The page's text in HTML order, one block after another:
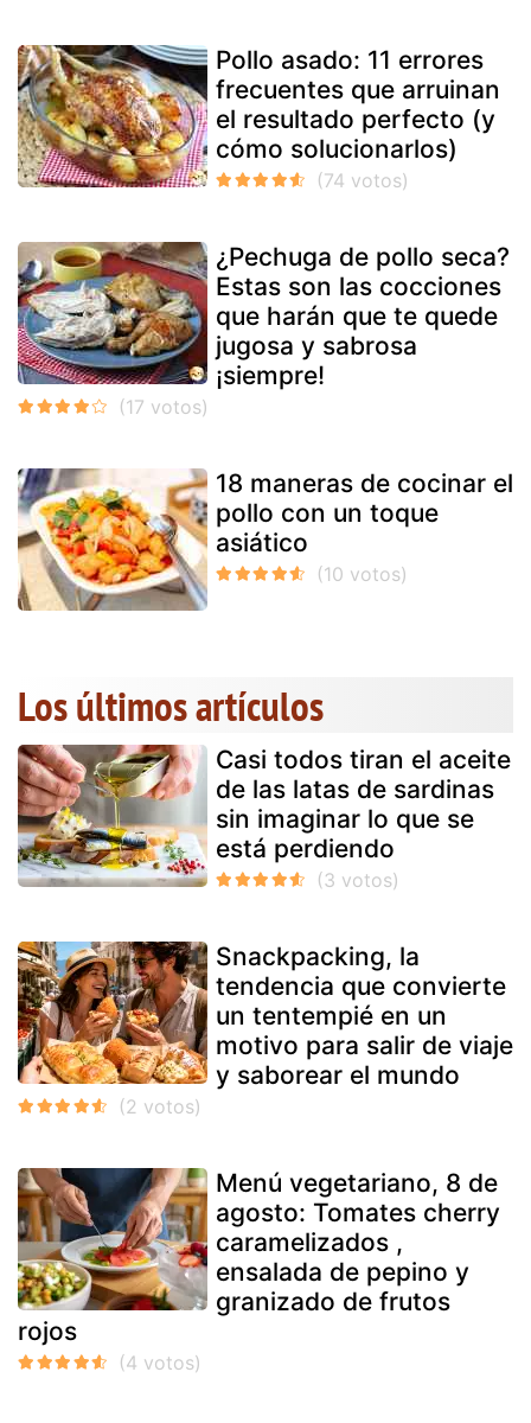
Pollo asado: 11 errores
frecuentes que arruinan
el resultado perfecto (y
cómo solucionarlos)
¿Pechuga de pollo seca?
Estas son las cocciones
que harán que te quede
jugosa y sabrosa
¡siempre!
18 maneras de cocinar el
pollo con un toque
asiático
Los últimos artículos
Casi todos tiran el aceite
de las latas de sardinas
sin imaginar lo que se
está perdiendo
Snackpacking, la
tendencia que convierte
un tentempié en un
motivo para salir de viaje
y saborear el mundo
Menú vegetariano, 8 de
agosto: Tomates cherry
caramelizados ,
ensalada de pepino y
granizado de frutos
rojos